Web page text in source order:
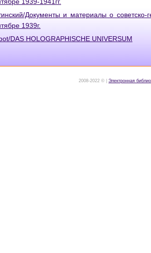
1939-1941гг.
Документы и материалы о советско-
1939г.
DAS HOLOGRAPHISCHE UNIVERSUM
2008-2022 © | Электронная